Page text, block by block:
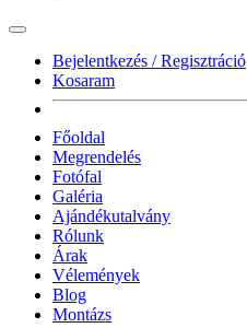
Bejelentkezés / Regisztráció
Kosaram
Főoldal
Megrendelés
Fotófal
Galéria
Ajándékutalvány
Rólunk
Árak
Vélemények
Blog
Montázs